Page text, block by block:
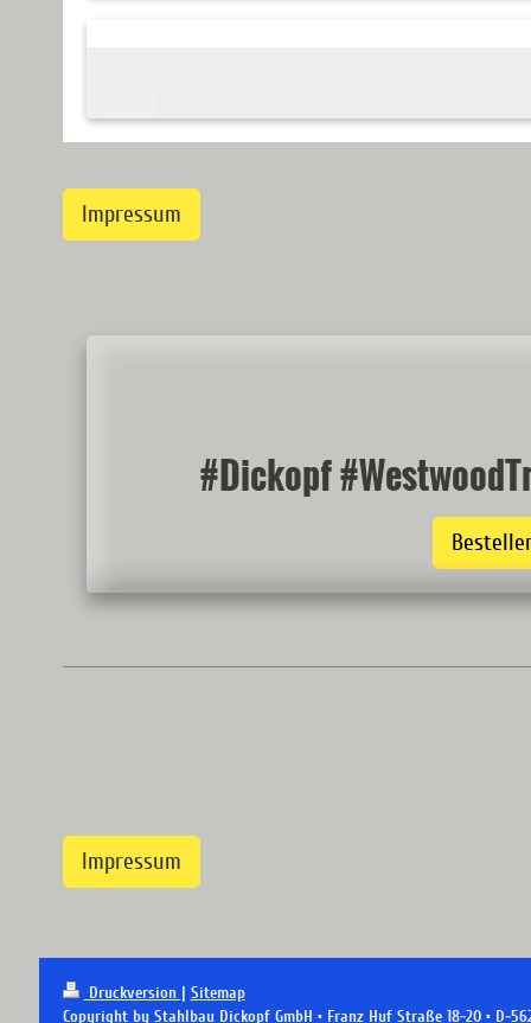
Impressum
#Dickopf
Impressum
Druckversion | Sitemap
Copyright by Stahlbau Dickopf GmbH • Franz Huf Straße 18-20 • D-